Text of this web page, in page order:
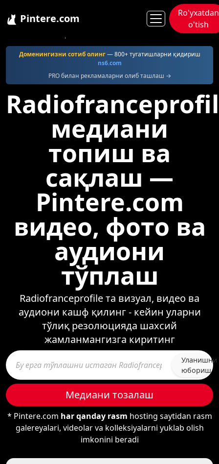
Pintere.com
Ro'yxatdan
o'tish
Доменингизни сотиб олинг— 800+ тугатишларни қидириш
ns6.com
PRO билан рекламаларни олиб ташлаш →
медиани
топиш ва
сақлаш —
Pintere.com
видео, фото ва
аудиони
тўплаш
Radiofranceprofile та визуал, видео ва
аудиони кашф қилинг - кейин уларни
тўлиқ резолюцияда шахсий
жамланмангизга киритинг
Уланишни
юбориш
Медиани тозалаш
* Pintere.com har qanday rasm hosting saytidan rasm
galereyalari, videolar va kolleksiyalarni yuklab olish
imkonini beradi